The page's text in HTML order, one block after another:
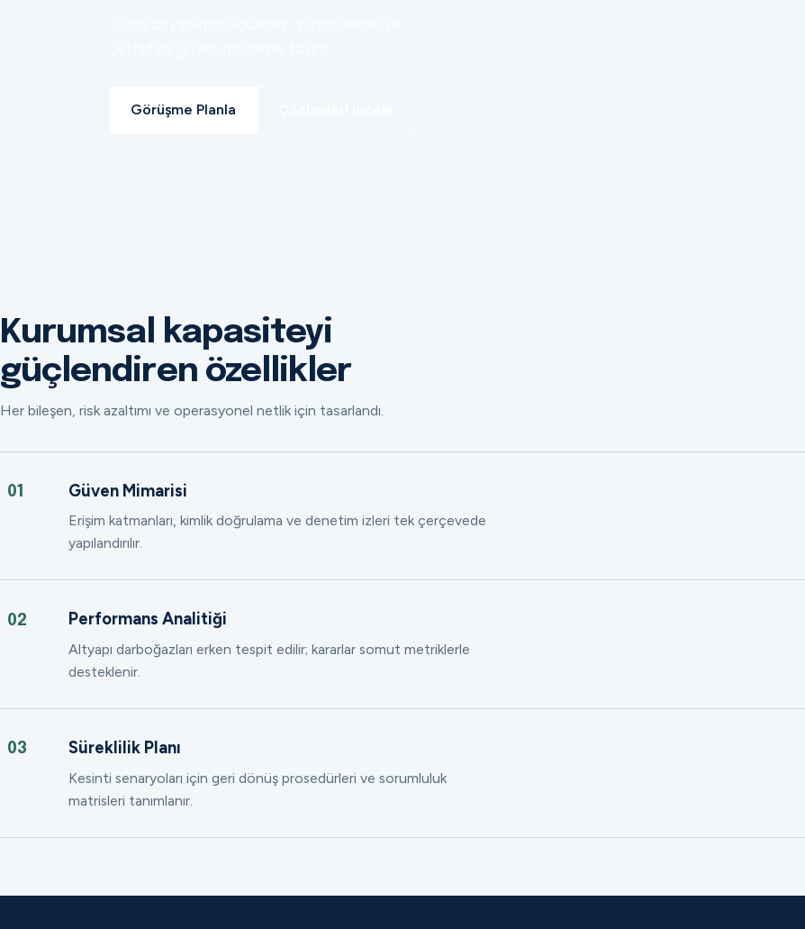
Görüşme Planla
Kurumsal kapasiteyi
güçlendiren özellikler
Her bileşen, risk azaltımı ve operasyonel netlik için tasarlandı.
01 Güven Mimarisi
Erişim katmanları, kimlik doğrulama ve denetim izleri tek çerçevede
yapılandırılır.
02 Performans Analitiği
Altyapı darboğazları erken tespit edilir; kararlar somut metriklerle
desteklenir.
03 Süreklilik Planı
Kesinti senaryoları için geri dönüş prosedürleri ve sorumluluk
matrisleri tanımlanır.